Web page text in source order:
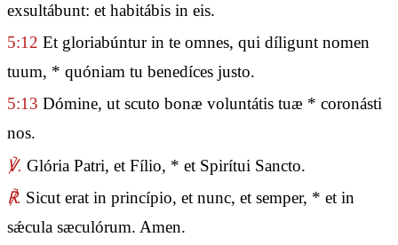
exsultábunt: et habitábis in eis.
5:12 Et gloriabúntur in te omnes, qui díligunt nomen
tuum, * quóniam tu benedíces justo.
5:13 Dómine, ut scuto bonæ voluntátis tuæ * coronásti
nos.
℣. Glória Patri, et Fílio, * et Spirítui Sancto.
℟. Sicut erat in princípio, et nunc, et semper, * et in
sǽcula sæculórum. Amen.